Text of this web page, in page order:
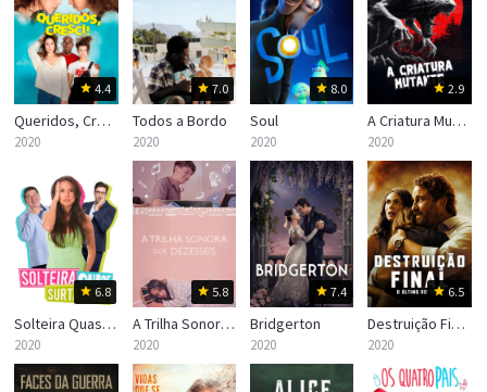
4.4
Queridos, Cresci!
2020
7.0
Todos a Bordo
2020
8.0
Soul
2020
2.9
A Criatura Mutante
2020
6.8
Solteira Quase Surtando
2020
5.8
A Trilha Sonora dos Dezesseis
2020
7.4
Bridgerton
2020
6.5
Destruição Final: O Último Refúgio
2020